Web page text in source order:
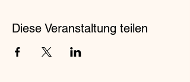
Diese Veranstaltung teilen